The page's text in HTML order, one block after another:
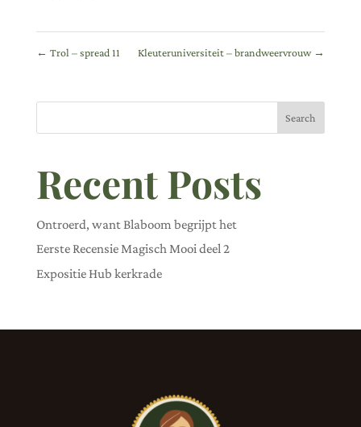
← Trol – spread 11 Kleuteruniversiteit – brandweervrouw →
Search
Recent Posts
Ontroerd, want Blaboom begrijpt het
Eerste Recensie Magisch Mooi deel 2
Expositie Hub kerkrade